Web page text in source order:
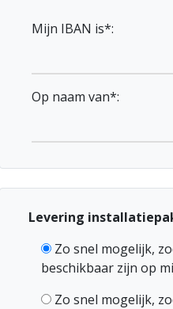
Mijn IBAN is*:
Op naam van*:
Levering
Zo snel mogelijk,
beschikbaar zijn op
Zo snel mogelijk,